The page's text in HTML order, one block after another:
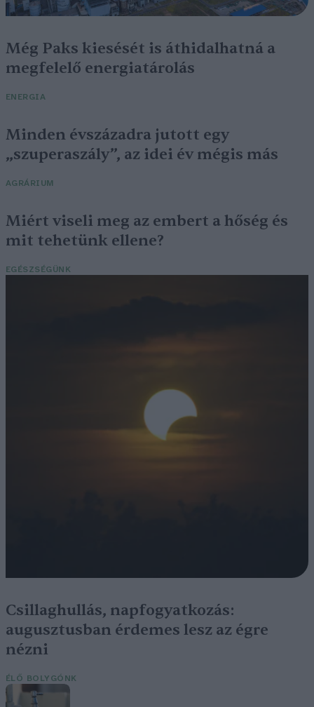
Még Paks kiesését is áthidalhatná a
megfelelő energiatárolás
ENERGIA
Minden évszázadra jutott egy
„szuperaszály”, az idei év mégis más
AGRÁRIUM
Miért viseli meg az embert a hőség és
mit tehetünk ellene?
EGÉSZSÉGÜNK
Csillaghullás, napfogyatkozás:
augusztusban érdemes lesz az égre
nézni
ÉLŐ BOLYGÓNK